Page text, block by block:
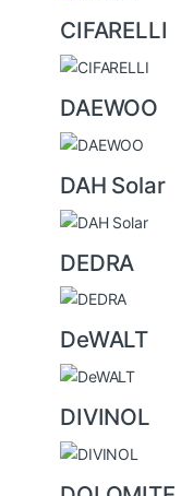
CIFARELLI
DAEWOO
DAH Solar
DEDRA
DeWALT
DIVINOL